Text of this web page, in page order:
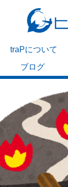
traPについて
ブログ